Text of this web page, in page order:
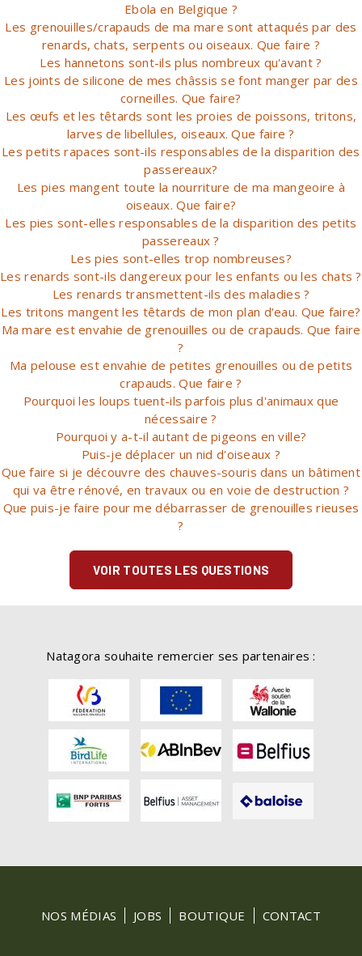
Ebola en Belgique ?
Les grenouilles/crapauds de ma mare sont attaqués par des
renards, chats, serpents ou oiseaux. Que faire ?
Les hannetons sont-ils plus nombreux qu'avant ?
Les joints de silicone de mes châssis se font manger par des
corneilles. Que faire?
Les œufs et les têtards sont les proies de poissons, tritons,
larves de libellules, oiseaux. Que faire ?
Les petits rapaces sont-ils responsables de la disparition des
passereaux?
Les pies mangent toute la nourriture de ma mangeoire à
oiseaux. Que faire?
Les pies sont-elles responsables de la disparition des petits
passereaux ?
Les pies sont-elles trop nombreuses?
Les renards sont-ils dangereux pour les enfants ou les chats ?
Les renards transmettent-ils des maladies ?
Les tritons mangent les têtards de mon plan d'eau. Que faire?
Ma mare est envahie de grenouilles ou de crapauds. Que faire
?
Ma pelouse est envahie de petites grenouilles ou de petits
crapauds. Que faire ?
Pourquoi les loups tuent-ils parfois plus d'animaux que
nécessaire ?
Pourquoi y a-t-il autant de pigeons en ville?
Puis-je déplacer un nid d'oiseaux ?
Que faire si je découvre des chauves-souris dans un bâtiment
qui va être rénové, en travaux ou en voie de destruction ?
Que puis-je faire pour me débarrasser de grenouilles rieuses
?
VOIR TOUTES LES QUESTIONS
Natagora souhaite remercier ses partenaires :
FOOTER
MENU
NOS MÉDIAS JOBS BOUTIQUE CONTACT